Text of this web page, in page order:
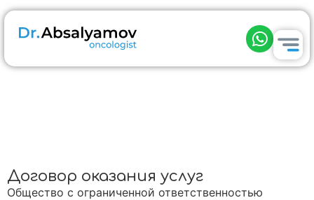
Договор оказания услуг
Общество с ограниченной ответственностью